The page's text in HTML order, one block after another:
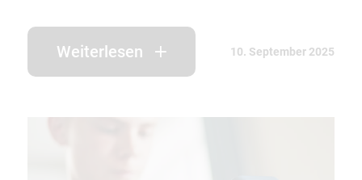
Weiterlesen 10. September 2025